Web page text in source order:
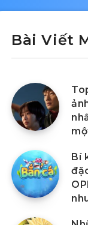
Bài Viết
Bí